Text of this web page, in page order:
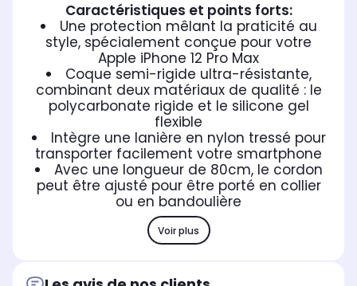
Caractéristiques et points forts:
Une protection mêlant la praticité au
style, spécialement conçue pour votre
Apple iPhone 12 Pro Max
Coque semi-rigide ultra-résistante,
combinant deux matériaux de qualité : le
polycarbonate rigide et le silicone gel
flexible
Intègre une lanière en nylon tressé pour
transporter facilement votre smartphone
Avec une longueur de 80cm, le cordon
peut être ajusté pour être porté en collier
ou en bandoulière
Voir plus